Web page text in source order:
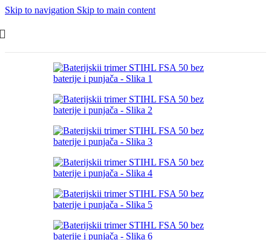
Skip to navigation Skip to main content